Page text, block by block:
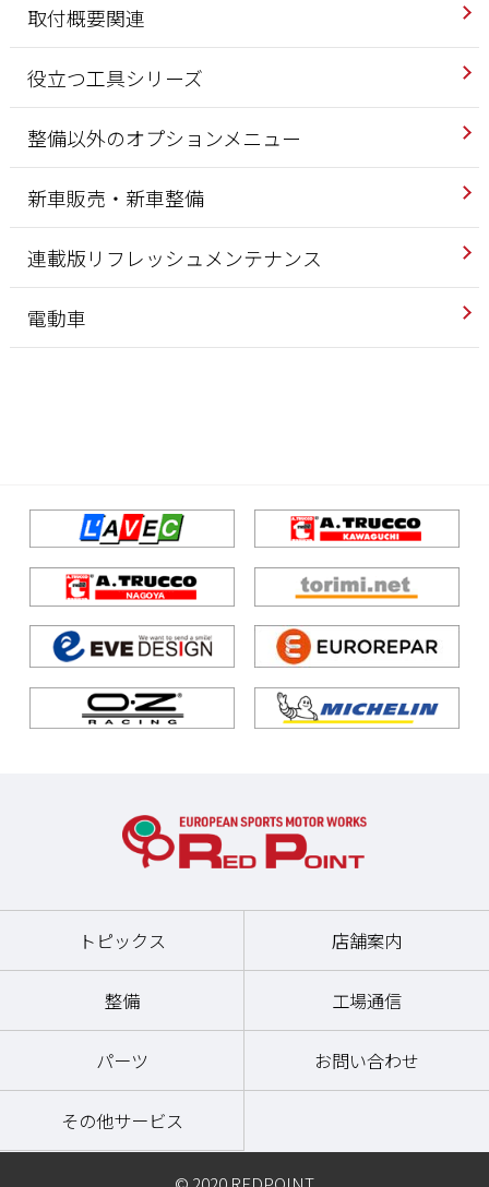
取付概要関連
役立つ工具シリーズ
整備以外のオプションメニュー
新車販売・新車整備
連載版リフレッシュメンテナンス
電動車
トピックス 店舗案内
整備 工場通信
パーツ お問い合わせ
その他サービス